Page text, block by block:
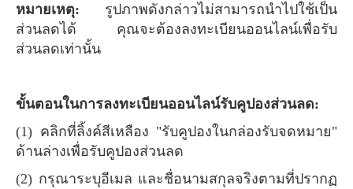
หมายเหตุ: รูปภาพดังกล่าวไม่สามารถนำไปใช้เป็น
ส่วนลดได้ คุณจะต้องลงทะเบียนออนไลน์เพื่อรับ
ส่วนลดเท่านั้น
ขั้นตอนในการลงทะเบียนออนไลน์รับคูปองส่วนลด:
(1) คลิกที่ลิ้งค์สีเหลือง "รับคูปองในกล่องรับจดหมาย"
ด้านล่างเพื่อรับคูปองส่วนลด
(2) กรุณาระบุอีเมล และชื่อนามสกุลจริงตามที่ปรากฏ